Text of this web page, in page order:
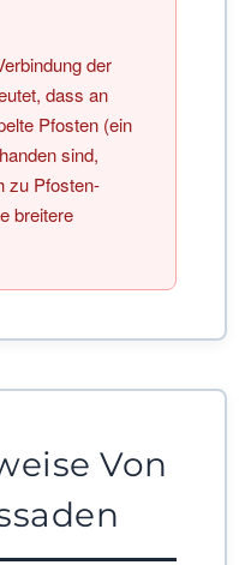
der
dass an
Pfosten (ein
sind,
zu Pfosten-
breitere
Von